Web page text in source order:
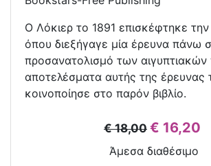
Ο Λόκιερ το 1891 επισκέφτηκε την
όπου διεξήγαγε μία έρευνα πάνω
προσανατολισμό των
αποτελέσματα αυτής της έρευνας
κοινοποίησε στο παρόν βιβλίο.
€ 18,00 € 16,20
Άμεσα διαθέσιμο